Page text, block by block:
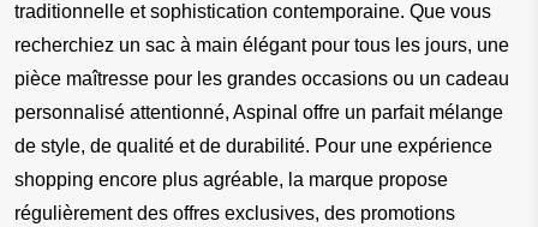
traditionnelle et sophistication contemporaine. Que vous
recherchiez un sac à main élégant pour tous les jours, une
pièce maîtresse pour les grandes occasions ou un cadeau
personnalisé attentionné, Aspinal offre un parfait mélange
de style, de qualité et de durabilité. Pour une expérience
shopping encore plus agréable, la marque propose
régulièrement des offres exclusives, des promotions